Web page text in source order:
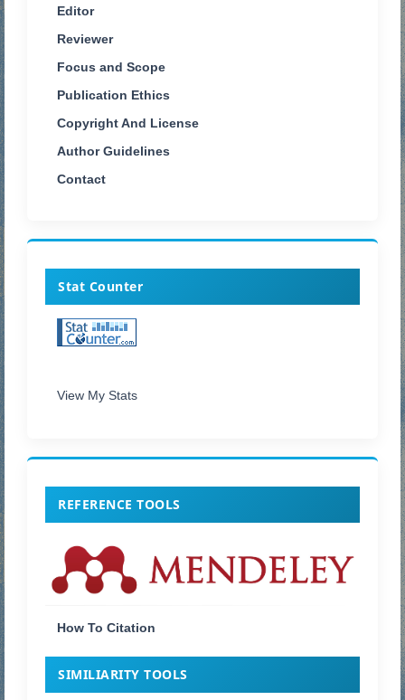
Editor
Reviewer
Focus and Scope
Publication Ethics
Copyright And License
Author Guidelines
Contact
Stat Counter
View My Stats
REFERENCE TOOLS
How To Citation
SIMILIARITY TOOLS